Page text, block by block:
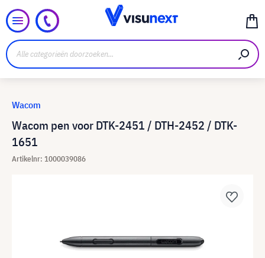
Wacom pen voor DTK-2451 / DTH-2452 / DTK-
1651
Artikelnr: 1000039086
Wacom